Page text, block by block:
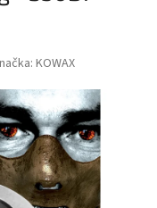
KOWAX